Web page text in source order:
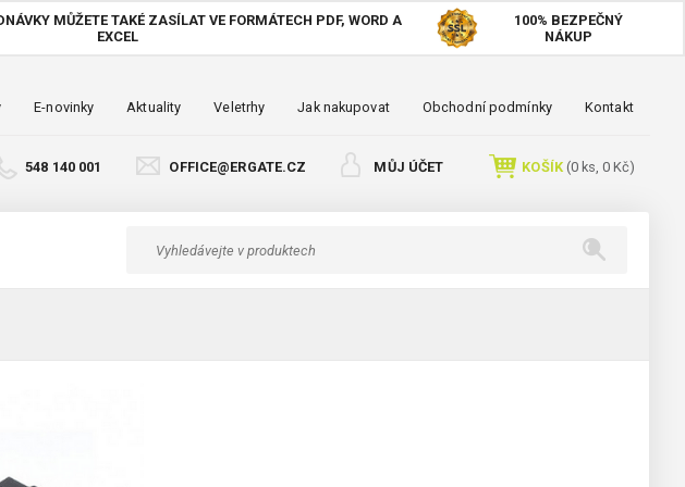
MŮŽETE TAKÉ ZASÍLAT VE FORMÁTECH PDF, WORD A
EXCEL
100% BEZPEČNÝ
NÁKUP
E-novinky Aktuality Veletrhy Jak nakupovat Obchodní podmínky Kontakt
548 140 001 OFFICE@ERGATE.CZ MŮJ ÚČET KOŠÍK(0ks, 0 Kč)